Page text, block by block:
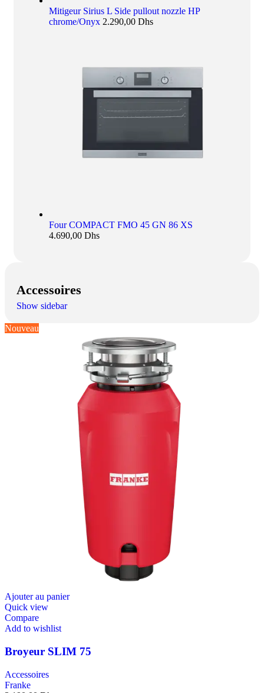
Mitigeur Sirius L Side pullout nozzle HP
chrome/Onyx 2.290,00 Dhs
Four COMPACT FMO 45 GN 86 XS
4.690,00 Dhs
Accessoires
Show sidebar
Nouveau
Ajouter au panier
Quick view
Compare
Add to wishlist
Broyeur SLIM 75
Accessoires
Franke